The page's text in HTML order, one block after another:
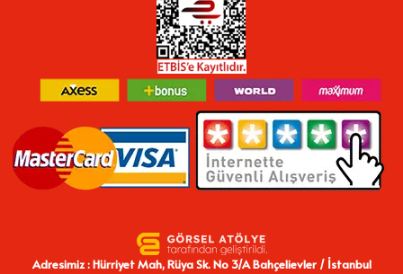
Adresimiz : Hürriyet Mah, Rüya Sk. No 3/A Bahçelievler / İstanbul